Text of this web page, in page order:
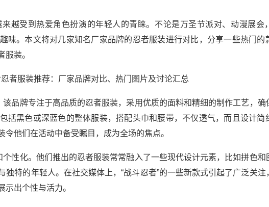
越受到热爱角色扮演的年轻人的青睐。不论是万圣节派对、动漫展会
味。本文将对几家知名厂家品牌的忍者服装进行对比，分享一些热门的
服装。
该品牌专注于高品质的忍者服装，采用优质的面料和精细的制作工艺，确
括黑色或深蓝色的整体服装，搭配头巾和腰带，不仅透气，而且设计简
他们在活动中备受瞩目，成为全场的焦点。
个性化。他们推出的忍者服装常常融入了一些现代设计元素，比如拼色和
独特的年轻人。在社交媒体上，“战斗忍者”的一些新款式引起了广泛关注
出个性与活力。